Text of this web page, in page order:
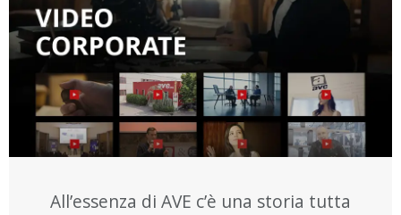
All’essenza di AVE c’è una storia tutta